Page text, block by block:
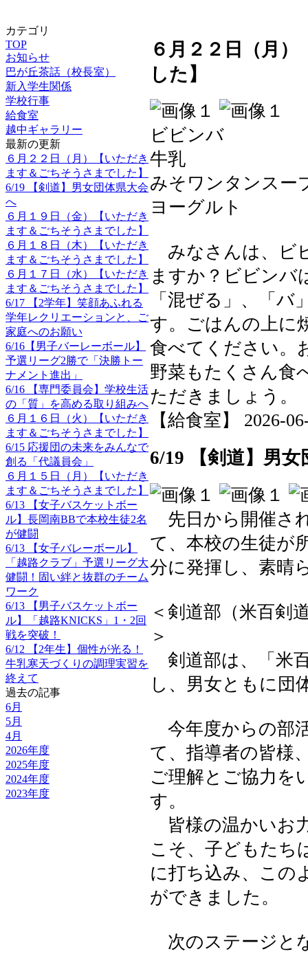
カテゴリ
TOP
お知らせ
巴が丘茶話（校長室）
新入学生関係
学校行事
給食室
越中ギャラリー
最新の更新
６月２２日（月）【いただき
ます＆ごちそうさまでした】
6/19 【剣道】男女団体県大会
へ
６月１９日（金）【いただき
ます＆ごちそうさまでした】
６月１８日（木）【いただき
ます＆ごちそうさまでした】
６月１７日（水）【いただき
ます＆ごちそうさまでした】
6/17 【2学年】笑顔あふれる
学年レクリエーションと、ご
家庭へのお願い
6/16【男子バーレーボール】
予選リーグ2勝で「決勝トー
ナメント進出」
6/16 【専門委員会】学校生活
の「質」を高める取り組みへ
６月１６日（火）【いただき
ます＆ごちそうさまでした】
6/15 応援団の未来をみんなで
創る「代議員会」
６月１５日（月）【いただき
ます＆ごちそうさまでした】
6/13 【女子バスケットボー
ル】長岡南BBで本校生徒2名
が健闘
6/13 【女子バレーボール】
「越路クラブ」予選リーグ大
健闘！固い絆と抜群のチーム
ワーク
6/13 【男子バスケットボー
ル】「越路KNICKS」1・2回
戦を突破！
6/12 【2年生】個性が光る！
牛乳寒天づくりの調理実習を
終えて
過去の記事
6月
5月
4月
2026年度
2025年度
2024年度
2023年度
６月２２日（月
した】
ビビンバ
牛乳
みそワンタンスー
ヨーグルト
みなさんは、ビ
ますか？ビビンバ
「混ぜる」、「
す。ごはんの上に
食べてください。
野菜もたくさん食
ただきましょう。
【給食室】 2026-
6/19 【剣道】男
先日から開催さ
て、本校の生徒が
分に発揮し、素晴
＜剣道部（米百剣
＞
剣道部は、「米
し、男女ともに団
今年度からの部
て、指導者の皆様
ご理解とご協力を
す。
皆様の温かいお
こそ、子どもたち
に打ち込み、この
ができました。
次のステージと